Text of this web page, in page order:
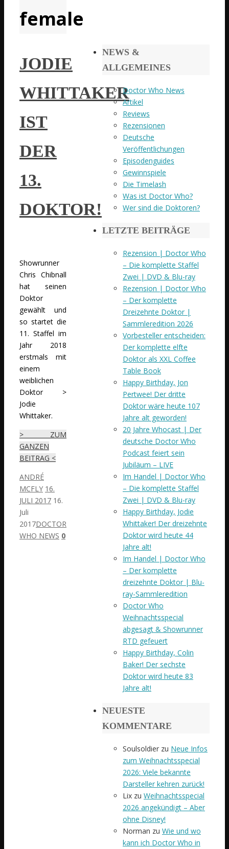
female
JODIE
WHITTAKER
IST
DER
13.
DOKTOR!
Showrunner
Chris Chibnall
hat seinen
Doktor
gewählt und
so startet die
11. Staffel im
Jahr 2018
erstmals mit
einem
weiblichen
Doktor >
Jodie
Whittaker.
> ZUM
GANZEN
BEITRAG <
ANDRÉ
MCFLY 16.
JULI 2017 16.
Juli
2017DOCTOR
WHO NEWS 0
NEWS &
ALLGEMEINES
Doctor Who News
Artikel
Reviews
Rezensionen
Deutsche
Veröffentlichungen
Episodenguides
Gewinnspiele
Die Timelash
Was ist Doctor Who?
Wer sind die Doktoren?
LETZTE BEITRÄGE
Rezension | Doctor Who
– Die komplette Staffel
Zwei | DVD & Blu-ray
Rezension | Doctor Who
– Der komplette
Dreizehnte Doktor |
Sammleredition 2026
Vorbesteller entscheiden:
Der komplette elfte
Doktor als XXL Coffee
Table Book
Happy Birthday, Jon
Pertwee! Der dritte
Doktor wäre heute 107
Jahre alt geworden!
20 Jahre Whocast | Der
deutsche Doctor Who
Podcast feiert sein
Jubiläum – LIVE
Im Handel | Doctor Who
– Die komplette Staffel
Zwei | DVD & Blu-ray
Happy Birthday, Jodie
Whittaker! Der dreizehnte
Doktor wird heute 44
Jahre alt!
Im Handel | Doctor Who
– Der komplette
dreizehnte Doktor | Blu-
ray-Sammleredition
Doctor Who
Weihnachtsspecial
abgesagt & Showrunner
RTD gefeuert
Happy Birthday, Colin
Baker! Der sechste
Doktor wird heute 83
Jahre alt!
NEUESTE
KOMMENTARE
Soulsoldier zu Neue Infos
zum Weihnachtsspecial
2026: Viele bekannte
Darsteller kehren zurück!
Lix zu Weihnachtsspecial
2026 angekündigt – Aber
ohne Disney!
Norman zu Wie und wo
kann ich Doctor Who in